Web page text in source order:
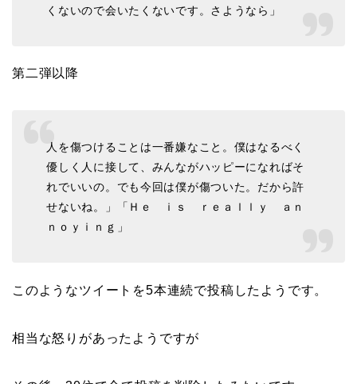
くないので会いたくないです。さようなら」
第二弾以降
人を傷つけることは一番嫌なこと。僕はなるべく
優しく人に接して、みんながハッピーになればそ
れでいいの。でも今回は僕が傷ついた。だから許
せないね。」「Ｈｅ ｉｓ ｒｅａｌｌｙ ａｎ
ｎｏｙｉｎｇ」
このようなツイートを5本連続で投稿したようです。
相当な怒りがあったようですが